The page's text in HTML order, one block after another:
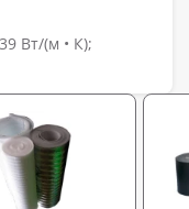
Вт/(м • К);